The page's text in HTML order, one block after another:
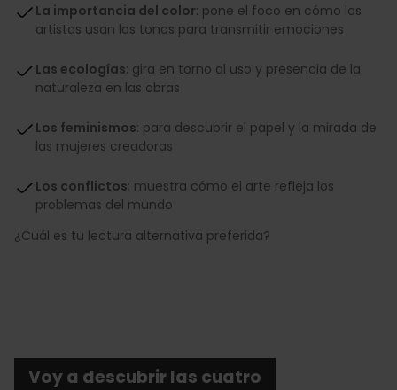
La importancia del color: pone el foco en cómo los
artistas usan los tonos para transmitir emociones
Las ecologías: gira en torno al uso y presencia de la
naturaleza en las obras
Los feminismos: para descubrir el papel y la mirada de
las mujeres creadoras
Los conflictos: muestra cómo el arte refleja los
problemas del mundo
¿Cuál es tu lectura alternativa preferida?
Voy a descubrir las cuatro